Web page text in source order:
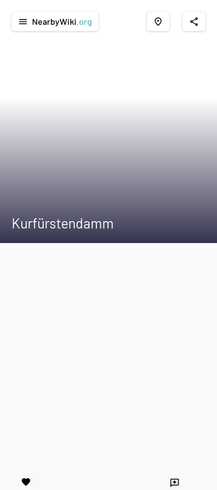
menu NearbyWiki .org place share
Kurfürstendamm
favorite reviews